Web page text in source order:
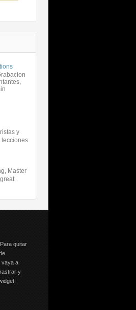
y
lecciones
Master
quitar
vaya a
y